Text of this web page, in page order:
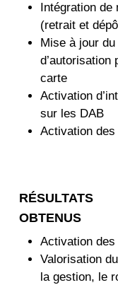
Intégration
(retrait et
Mise à jour
carte
Activation
sur les DAB
Activation
RÉSULTATS
OBTENUS
Activation
Valorisation
la gestion, le